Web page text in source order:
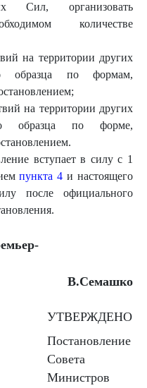
Сил, организовать
количестве
на территории других
образца по формам,
на территории других
образца по форме,
вступает в силу с 1
пункта 4 и настоящего
после официального
В.Семашко
УТВЕРЖДЕНО
Постановление
Совета
Министров